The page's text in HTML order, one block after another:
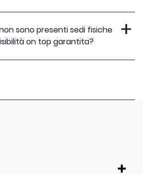
sono presenti sedi fisiche
on top garantita?